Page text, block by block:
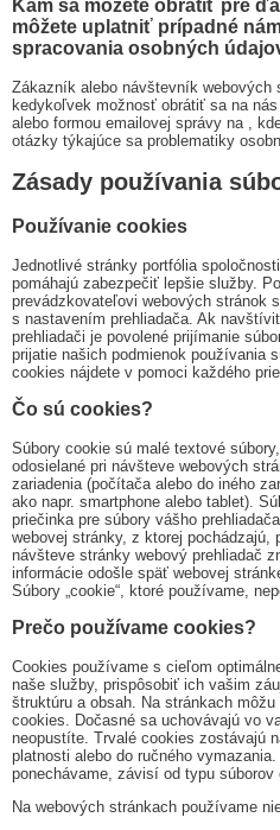
Kam sa môžete obrátiť pre
môžete uplatniť prípadné
spracovania osobných
Zákazník alebo návštevník webových
kedykoľvek možnosť obrátiť sa na
alebo formou emailovej správy na
,
otázky týkajúce sa problematiky
Zásady používania
Používanie cookies
Jednotlivé stránky portfólia
pomáhajú zabezpečiť lepšie služby.
prevádzkovateľovi webových stránok
s nastavením prehliadača. Ak
prehliadači je povolené prijímanie
prijatie našich podmienok používania
cookies nájdete v pomoci každého
Čo sú cookies?
Súbory cookie sú malé textové
odosielané pri návšteve webových
zariadenia (počítača alebo do iného
ako napr. smartphone alebo tablet).
priečinka pre súbory vášho
webovej stránky, z ktorej pochádzajú,
návšteve stránky webový prehliadač
informácie odošle späť webovej
Súbory „cookie“, ktoré používame,
Prečo používame cookies?
Cookies používame s cieľom
naše služby, prispôsobiť ich vašim
štruktúru a obsah. Na stránkach
cookies. Dočasné sa uchovávajú vo
neopustíte. Trvalé cookies zostávajú
platnosti alebo do ručného
ponechávame, závisí od typu súborov
Na webových stránkach používame